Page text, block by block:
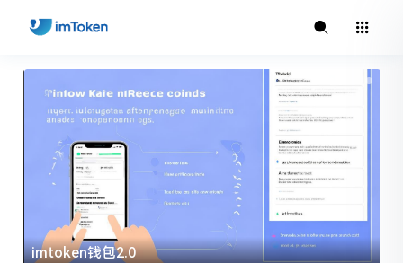
imtoken官方下载